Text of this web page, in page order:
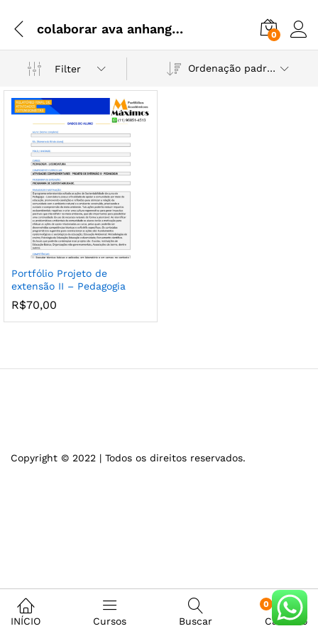
colaborar ava anhanguera 0
Filter Ordenação padrão
Portfólio Projeto de
extensão II – Pedagogia
R$70,00
Copyright © 2022 | Todos os direitos reservados.
INÍCIO Cursos Buscar
0
Carrinho